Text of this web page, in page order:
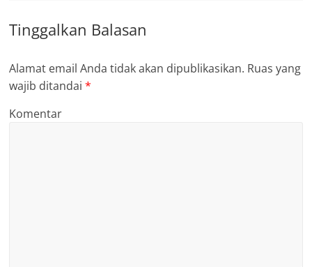
Tinggalkan Balasan
Alamat email Anda tidak akan dipublikasikan. Ruas yang
wajib ditandai*
Komentar